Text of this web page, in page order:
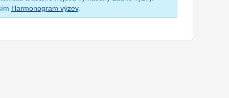
Harmonogram výzev.